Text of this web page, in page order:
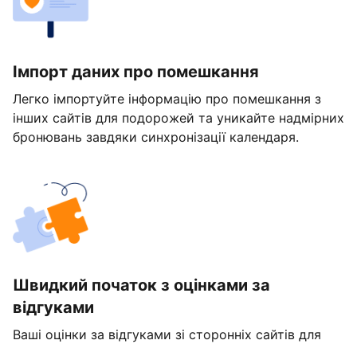
Імпорт даних про помешкання
Легко імпортуйте інформацію про помешкання з
інших сайтів для подорожей та уникайте надмірних
бронювань завдяки синхронізації календаря.
Швидкий початок з оцінками за
відгуками
Ваші оцінки за відгуками зі сторонніх сайтів для